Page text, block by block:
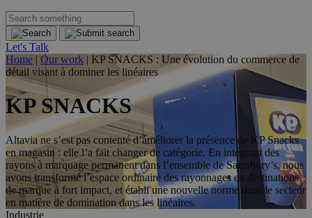
Let's Talk
Home | Our work | KP SNACKS : Une évolution du commerce de
détail visant à dominer les linéaires
KP SNACKS
Altavia ne s’est pas contenté d’améliorer la présence de KP Snacks
en magasin : elle l’a fait changer de catégorie. En intégrant des
rayons à marquage permanent dans l’ensemble de Sainsbury’s, nous
avons transformé l’espace ordinaire des rayonnages en destinations
de marque à fort impact, et établi une nouvelle norme dans le secteur
en matière de domination dans les linéaires.
Industrie